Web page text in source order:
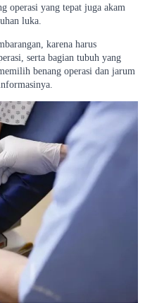
operasi yang tepat juga akam
luka.
karena harus
serta bagian tubuh yang
benang operasi dan jarum